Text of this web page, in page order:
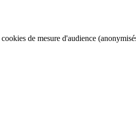
de mesure d'audience